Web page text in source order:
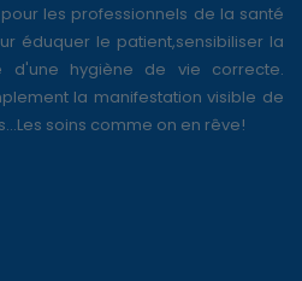
les professionnels de la santé
éduquer le patient,sensibiliser la
d'une hygiène de vie correcte.
la manifestation visible de
soins comme on en rêve!